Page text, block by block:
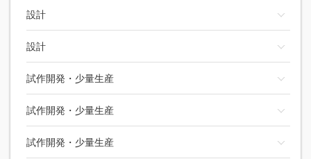
設計
設計
試作開発・少量生産
試作開発・少量生産
試作開発・少量生産